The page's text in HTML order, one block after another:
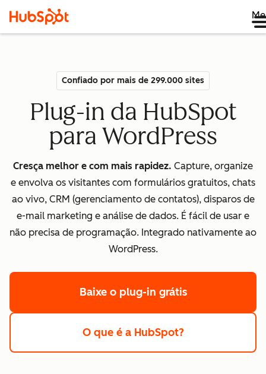
Confiado por mais de 299.000 sites
Plug-in da HubSpot
para WordPress
Cresça melhor e com mais rapidez. Capture, organize
e envolva os visitantes com formulários gratuitos, chats
ao vivo, CRM (gerenciamento de contatos), disparos de
e-mail marketing e análise de dados. É fácil de usar e
não precisa de programação. Integrado nativamente ao
WordPress.
Baixe o plug-in grátis
O que é a HubSpot?